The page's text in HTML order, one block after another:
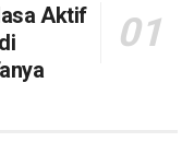
Aktif